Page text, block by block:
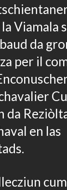
Viamala
da
per il
da
en las